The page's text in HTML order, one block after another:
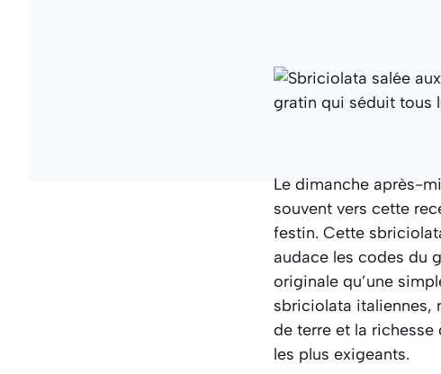
Le dimanche après-
souvent vers cette
festin. Cette
audace les codes du
originale qu’une
sbriciolata italiennes,
de terre et la
les plus exigeants.